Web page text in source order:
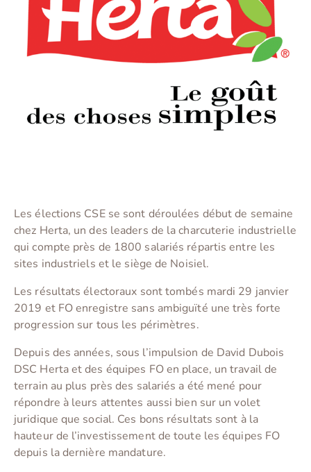
Les élections CSE se sont déroulées début de semaine
chez Herta, un des leaders de la charcuterie industrielle
qui compte près de 1800 salariés répartis entre les
sites industriels et le siège de Noisiel.
Les résultats électoraux sont tombés mardi 29 janvier
2019 et FO enregistre sans ambiguïté une très forte
progression sur tous les périmètres.
Depuis des années, sous l’impulsion de David Dubois
DSC Herta et des équipes FO en place, un travail de
terrain au plus près des salariés a été mené pour
répondre à leurs attentes aussi bien sur un volet
juridique que social. Ces bons résultats sont à la
hauteur de l’investissement de toute les équipes FO
depuis la dernière mandature.